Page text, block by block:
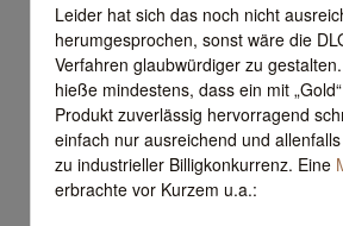
Leider hat sich das noch nicht
herumgesprochen, sonst wäre die
Verfahren glaubwürdiger zu
hieße mindestens, dass ein mit
Produkt zuverlässig hervorragend
einfach nur ausreichend und allenfalls
zu industrieller Billigkonkurrenz. Eine
erbrachte vor Kurzem u.a.: